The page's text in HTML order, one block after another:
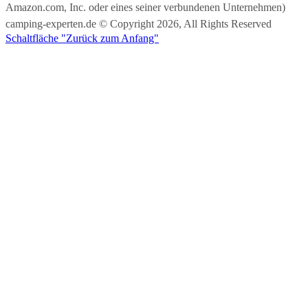
Amazon.com, Inc. oder eines seiner verbundenen Unternehmen)
camping-experten.de © Copyright 2026, All Rights Reserved
Schaltfläche "Zurück zum Anfang"